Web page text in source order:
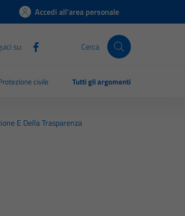
attiva: Accedi all'area personale
su: Cerca
civile Tutti gli argomenti
E Della Trasparenza